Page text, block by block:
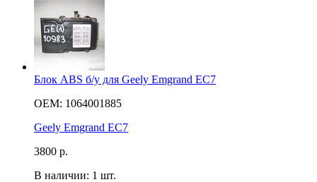
Блок ABS б/у для Geely Emgrand EC7
OEM: 1064001885
Geely Emgrand EC7
3800 р.
В наличии: 1 шт.